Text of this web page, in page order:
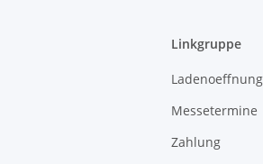
Linkgruppe
Messetermine
Zahlung